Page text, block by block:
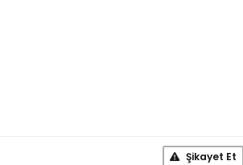
Şikayet Et